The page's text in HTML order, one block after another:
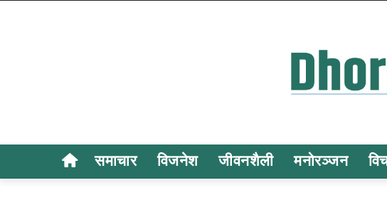
समाचार विजनेश जीवनशैली मनोरञ्जन